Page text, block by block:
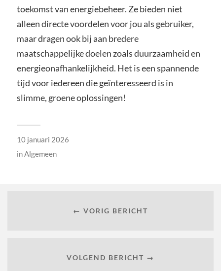
toekomst van energiebeheer. Ze bieden niet
alleen directe voordelen voor jou als gebruiker,
maar dragen ook bij aan bredere
maatschappelijke doelen zoals duurzaamheid en
energieonafhankelijkheid. Het is een spannende
tijd voor iedereen die geïnteresseerd is in
slimme, groene oplossingen!
10 januari 2026
inAlgemeen
← VORIG BERICHT
VOLGEND BERICHT →